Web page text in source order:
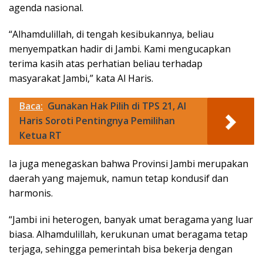
agenda nasional.
“Alhamdulillah, di tengah kesibukannya, beliau
menyempatkan hadir di Jambi. Kami mengucapkan
terima kasih atas perhatian beliau terhadap
masyarakat Jambi,” kata Al Haris.
Baca: Gunakan Hak Pilih di TPS 21, Al
Haris Soroti Pentingnya Pemilihan
Ketua RT
Ia juga menegaskan bahwa Provinsi Jambi merupakan
daerah yang majemuk, namun tetap kondusif dan
harmonis.
“Jambi ini heterogen, banyak umat beragama yang luar
biasa. Alhamdulillah, kerukunan umat beragama tetap
terjaga, sehingga pemerintah bisa bekerja dengan